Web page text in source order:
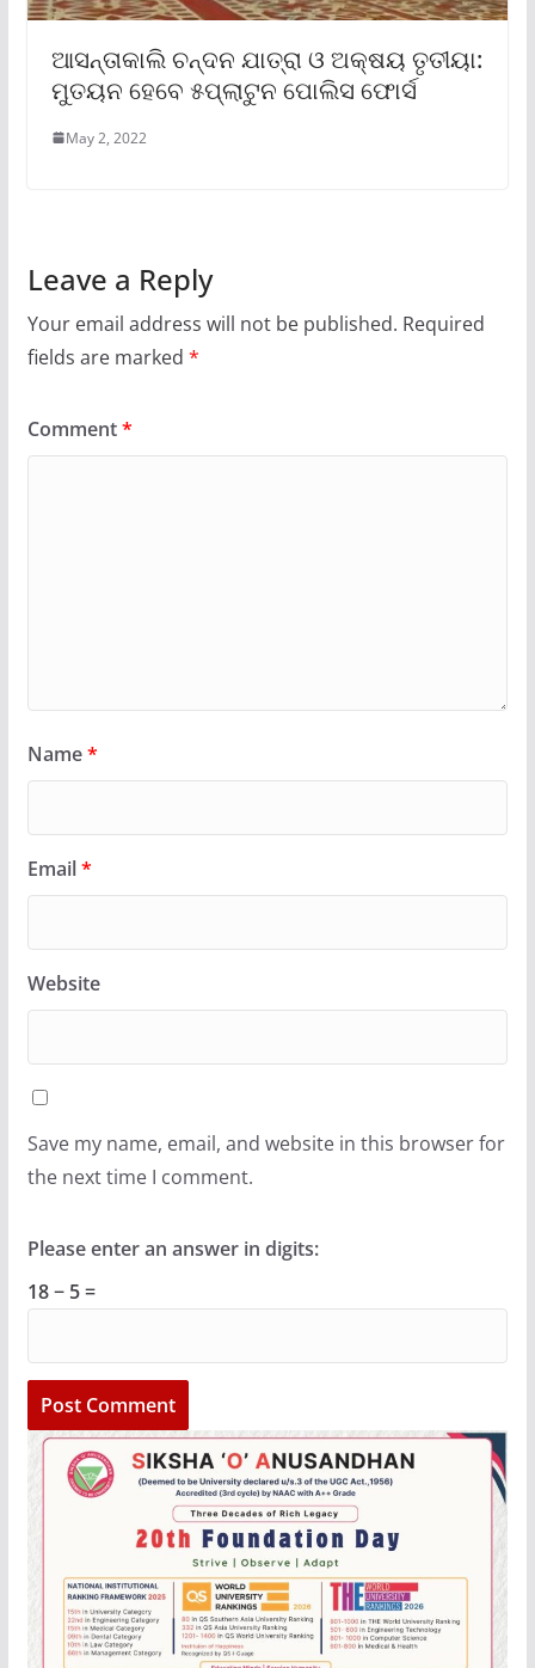
ଆସନ୍ତାକାଲି ଚନ୍ଦନ ଯାତ୍ରା ଓ ଅକ୍ଷୟ ତୃତୀୟା:
ମୁତୟନ ହେବେ ୫ପ୍ଲାଟୁନ ପୋଲିସ ଫୋର୍ସ
May 2, 2022
Leave a Reply
Your email address will not be published. Required
fields are marked *
Comment*
Name*
Email*
Website
Save my name, email, and website in this browser for
the next time I comment.
Please enter an answer in digits:
18 − 5 =